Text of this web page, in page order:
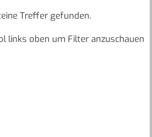
Treffer gefunden.
links oben um Filter anzuschauen